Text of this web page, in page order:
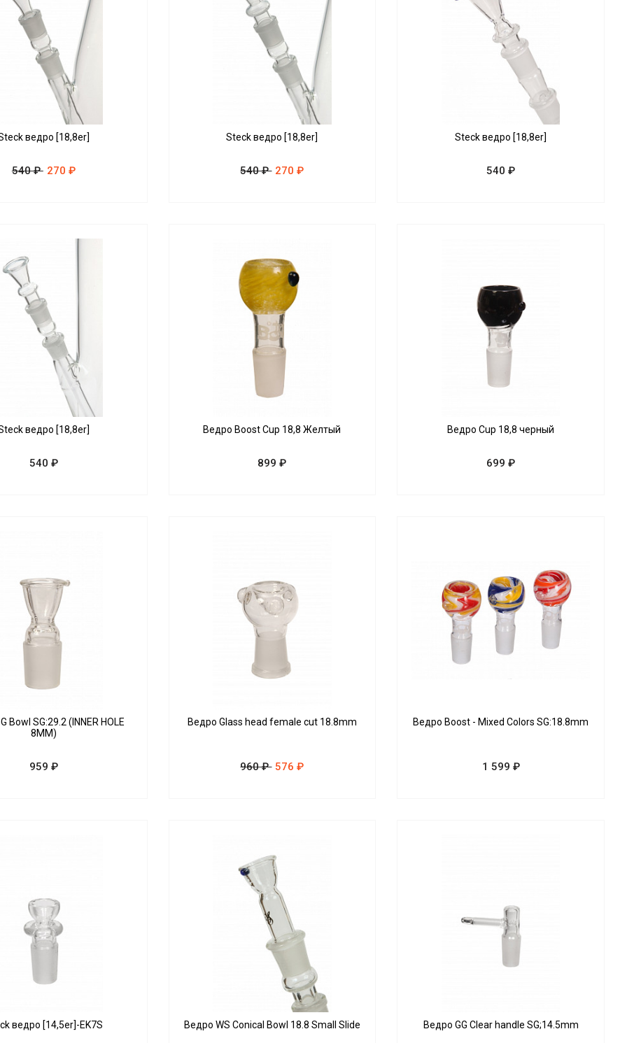
ведро [18,8er]
540 ₽ 270 ₽
Steck ведро [18,8er]
540 ₽ 270 ₽
Steck ведро [18,8er]
540 ₽
ведро [18,8er]
540 ₽
Ведро Boost Cup 18,8 Желтый
899 ₽
Ведро Cup 18,8 черный
699 ₽
Bowl SG:29.2 (INNER HOLE
8MM)
959 ₽
Ведро Glass head female cut 18.8mm
960 ₽ 576 ₽
Ведро Boost - Mixed Colors SG:18.8mm
1 599 ₽
ведро [14,5er]-EK7S Ведро WS Conical Bowl 18.8 Small Slide Ведро GG Clear handle SG;14.5mm